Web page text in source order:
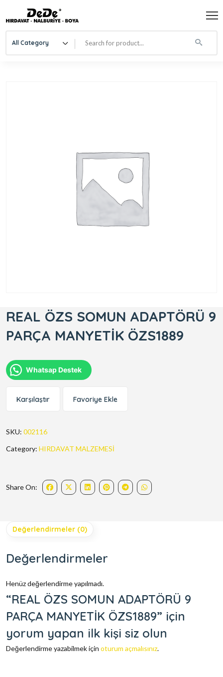
All Category
REAL ÖZS SOMUN ADAPTÖRÜ 9
PARÇA MANYETİK ÖZS1889
Whatsap Destek
Karşılaştır Favoriye Ekle
SKU: 002116
Category: HIRDAVAT MALZEMESİ
Share On:
Değerlendirmeler (0)
Değerlendirmeler
Henüz değerlendirme yapılmadı.
“REAL ÖZS SOMUN ADAPTÖRÜ 9
PARÇA MANYETİK ÖZS1889” için
yorum yapan ilk kişi siz olun
Değerlendirme yazabilmek için oturum açmalısınız.